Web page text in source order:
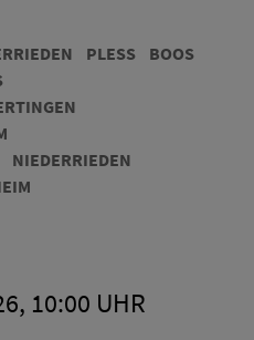
PLESS
BOOS
NIEDERRIEDEN
10:00 UHR